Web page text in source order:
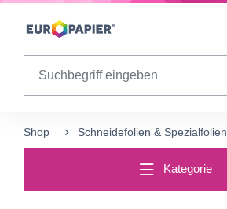
Table Of Content
Ergänzende Produkte
Shop Schneidefolien &‍ Spezialfolien
Kategorie